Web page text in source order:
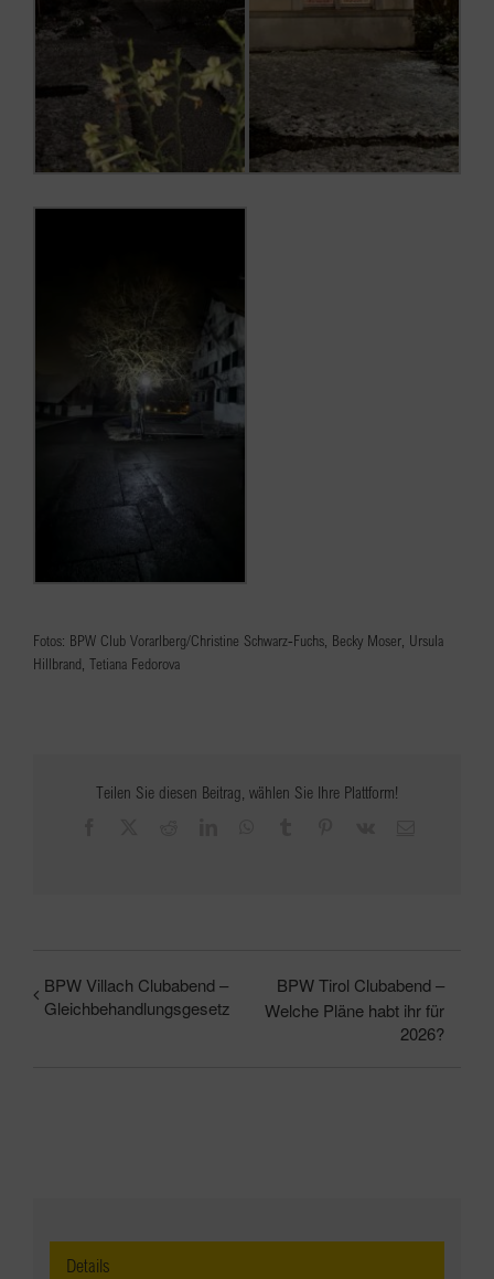
Fotos: BPW Club Vorarlberg/Christine Schwarz-Fuchs, Becky Moser, Ursula
Hillbrand, Tetiana Fedorova
Teilen Sie diesen Beitrag, wählen Sie Ihre Plattform!
BPW Villach Clubabend –
Gleichbehandlungsgesetz
BPW Tirol Clubabend –
Welche Pläne habt ihr für
2026?
Details